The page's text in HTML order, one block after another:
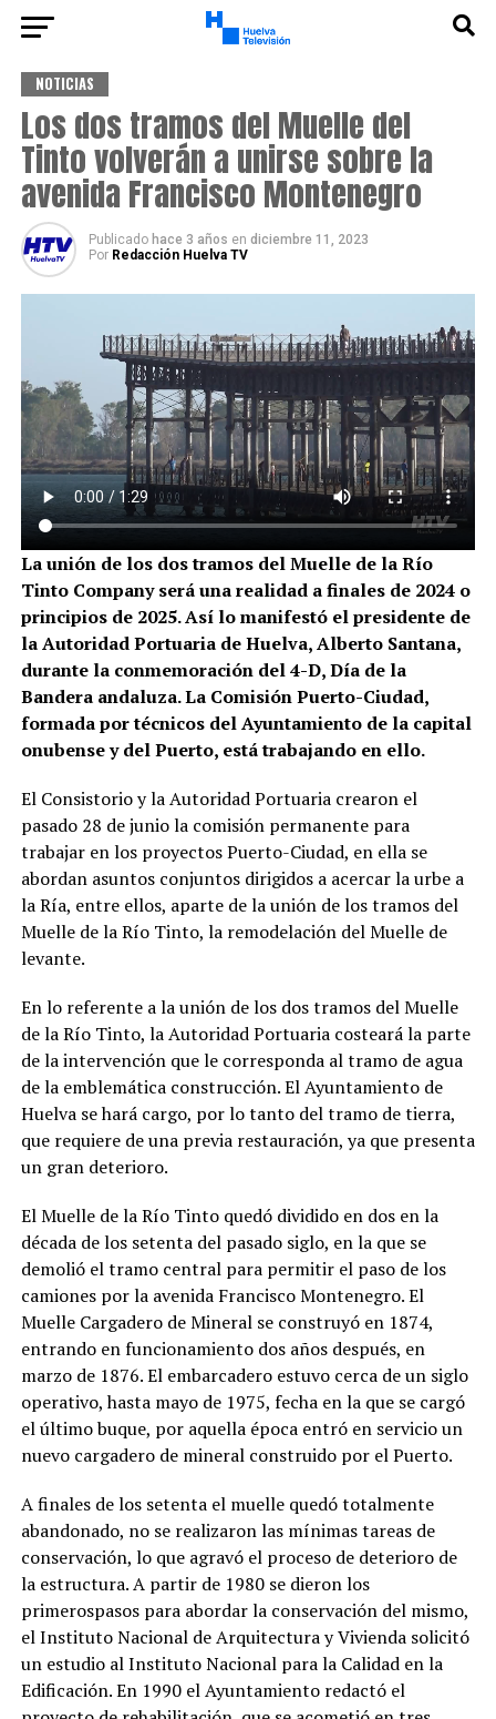
NOTICIAS
Los dos tramos del Muelle del
Tinto volverán a unirse sobre la
avenida Francisco Montenegro
Publicado hace 3 años en diciembre 11, 2023
Por Redacción Huelva TV
La unión de los dos tramos del Muelle de la Río
Tinto Company será una realidad a finales de 2024 o
principios de 2025. Así lo manifestó el presidente de
la Autoridad Portuaria de Huelva, Alberto Santana,
durante la conmemoración del 4-D, Día de la
Bandera andaluza. La Comisión Puerto-Ciudad,
formada por técnicos del Ayuntamiento de la capital
onubense y del Puerto, está trabajando en ello.
El Consistorio y la Autoridad Portuaria crearon el
pasado 28 de junio la comisión permanente para
trabajar en los proyectos Puerto-Ciudad, en ella se
abordan asuntos conjuntos dirigidos a acercar la urbe a
la Ría, entre ellos, aparte de la unión de los tramos del
Muelle de la Río Tinto, la remodelación del Muelle de
levante.
En lo referente a la unión de los dos tramos del Muelle
de la Río Tinto, la Autoridad Portuaria costeará la parte
de la intervención que le corresponda al tramo de agua
de la emblemática construcción. El Ayuntamiento de
Huelva se hará cargo, por lo tanto del tramo de tierra,
que requiere de una previa restauración, ya que presenta
un gran deterioro.
El Muelle de la Río Tinto quedó dividido en dos en la
década de los setenta del pasado siglo, en la que se
demolió el tramo central para permitir el paso de los
camiones por la avenida Francisco Montenegro. El
Muelle Cargadero de Mineral se construyó en 1874,
entrando en funcionamiento dos años después, en
marzo de 1876. El embarcadero estuvo cerca de un siglo
operativo, hasta mayo de 1975, fecha en la que se cargó
el último buque, por aquella época entró en servicio un
nuevo cargadero de mineral construido por el Puerto.
A finales de los setenta el muelle quedó totalmente
abandonado, no se realizaron las mínimas tareas de
conservación, lo que agravó el proceso de deterioro de
la estructura. A partir de 1980 se dieron los
primerospasos para abordar la conservación del mismo,
el Instituto Nacional de Arquitectura y Vivienda solicitó
un estudio al Instituto Nacional para la Calidad en la
Edificación. En 1990 el Ayuntamiento redactó el